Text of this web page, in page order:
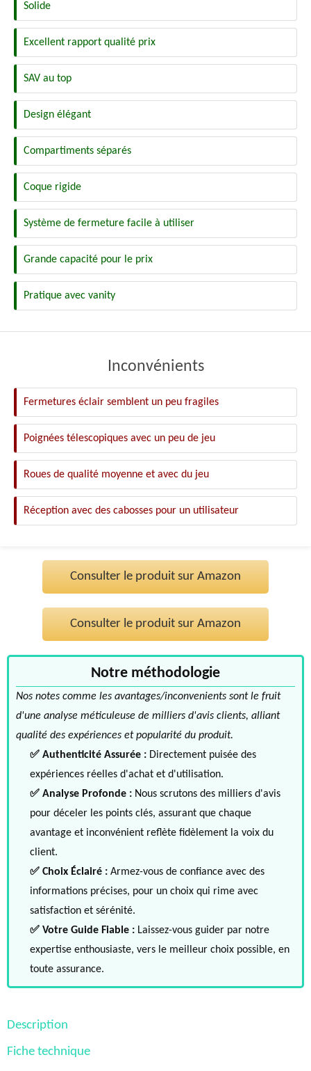
Solide
Excellent rapport qualité prix
SAV au top
Design élégant
Compartiments séparés
Coque rigide
Système de fermeture facile à utiliser
Grande capacité pour le prix
Pratique avec vanity
Inconvénients
Fermetures éclair semblent un peu fragiles
Poignées télescopiques avec un peu de jeu
Roues de qualité moyenne et avec du jeu
Réception avec des cabosses pour un utilisateur
Consulter le produit sur Amazon
Consulter le produit sur Amazon
Notre méthodologie
Nos notes comme les avantages/inconvenients sont le fruit
d'une analyse méticuleuse de milliers d'avis clients, alliant
qualité des expériences et popularité du produit.
✅ Authenticité Assurée : Directement puisée des
expériences réelles d'achat et d'utilisation.
✅ Analyse Profonde : Nous scrutons des milliers d'avis
pour déceler les points clés, assurant que chaque
avantage et inconvénient reflète fidèlement la voix du
client.
✅ Choix Éclairé : Armez-vous de confiance avec des
informations précises, pour un choix qui rime avec
satisfaction et sérénité.
✅ Votre Guide Fiable : Laissez-vous guider par notre
expertise enthousiaste, vers le meilleur choix possible, en
toute assurance.
Description
Fiche technique